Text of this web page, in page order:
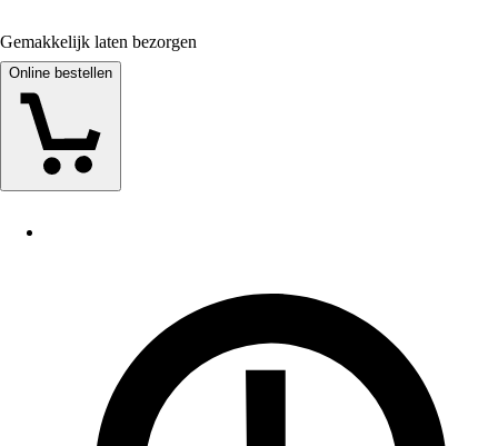
Gemakkelijk laten bezorgen
Online bestellen